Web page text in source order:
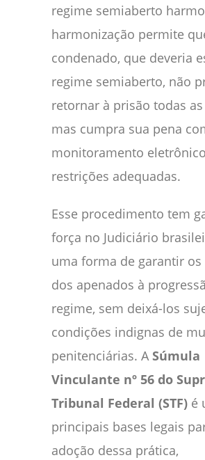
regime semiaberto
harmonização permite
condenado, que deveria
regime semiaberto, não
retornar à prisão todas
mas cumpra sua pena
monitoramento
restrições adequadas.
Esse procedimento tem
força no Judiciário
uma forma de garantir
dos apenados à
regime, sem deixá-los
condições indignas de
penitenciárias. ASúmula
Vinculante nº 56 do
Tribunal Federal (STF) é
principais bases legais
adoção dessa prática,